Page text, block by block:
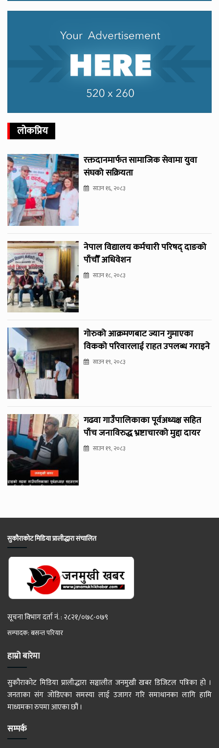
लोकप्रिय
रक्तदानमार्फत सामाजिक सेवामा युवा
संघको सक्रियता
साउन १६, २०८३
नेपाल विद्यालय कर्मचारी परिषद् दाङको
पाँचौँ अधिवेशन
साउन १८, २०८३
गोरुको आक्रमणबाट ज्यान गुमाएका
विकको परिवारलाई राहत उपलब्ध गराइने
साउन १९, २०८३
गढवा गाउँपालिकाका पूर्वअध्यक्ष सहित
पाँच जनाविरुद्ध भ्रष्टाचारको मुद्दा दायर
साउन १९, २०८३
सुकौराकोट मिडिया प्रालीद्धारा संचालित
सूचना विभाग दर्ता नं. : २८२१/०७८-०७९
सम्पादक: बसन्त परियार
हाम्रो बारेमा
सुकौराकोट मिडिया प्रालीद्धारा सञ्चालीत जनमुखी खबर डिजिटल पत्रिका हो ।
जनताका संग जोडिएका समस्या लाई उजागर गरि समाधानका लागि हामि
माध्यमका रुपमा आएका छौं ।
सम्पर्क